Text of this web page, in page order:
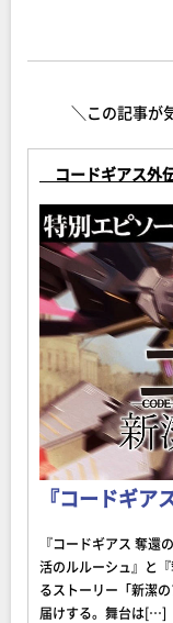
＼この記事が
コードギアス外
『コードギア
『コードギアス 奪
活のルルーシュ』と
るストーリー「新潔
届けする。舞台は[…]